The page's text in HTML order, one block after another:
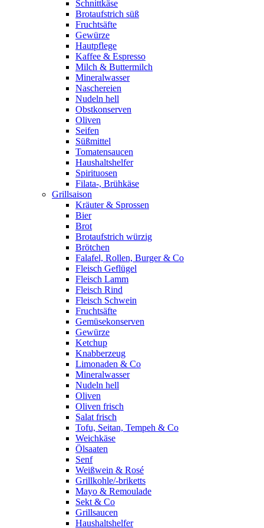
Schnittkäse
Brotaufstrich süß
Fruchtsäfte
Gewürze
Hautpflege
Kaffee & Espresso
Milch & Buttermilch
Mineralwasser
Naschereien
Nudeln hell
Obstkonserven
Oliven
Seifen
Süßmittel
Tomatensaucen
Haushaltshelfer
Spirituosen
Filata-, Brühkäse
Grillsaison
Kräuter & Sprossen
Bier
Brot
Brotaufstrich würzig
Brötchen
Falafel, Rollen, Burger & Co
Fleisch Geflügel
Fleisch Lamm
Fleisch Rind
Fleisch Schwein
Fruchtsäfte
Gemüsekonserven
Gewürze
Ketchup
Knabberzeug
Limonaden & Co
Mineralwasser
Nudeln hell
Oliven
Oliven frisch
Salat frisch
Tofu, Seitan, Tempeh & Co
Weichkäse
Ölsaaten
Senf
Weißwein & Rosé
Grillkohle/-briketts
Mayo & Remoulade
Sekt & Co
Grillsaucen
Haushaltshelfer